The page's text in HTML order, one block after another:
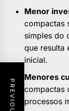
Menor
compactas
simples do
que resulta
inicial.
Menores
compactas
processos